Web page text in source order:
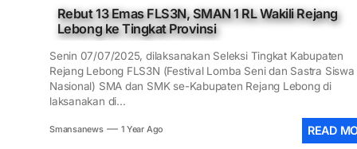
SMANSA Pramabansa Juara Umum di Mahoni Championship
1 Rejang Lebong Masuk Top 100 Nasional SIMT
0409/Rejang Lebong Renovasi Lapangan Basket SMAN 1
SMANSA Sistem Manajemen Arsip dan Informasi Surat,
Rebut 13 Emas FLS3N, SMAN 1 RL Wakili Rejang
Lebong ke Tingkat Provinsi
Senin 07/07/2025, dilaksanakan Seleksi Tingkat Kabupaten
Rejang Lebong FLS3N (Festival Lomba Seni dan Sastra Siswa
Nasional) SMA dan SMK se-Kabupaten Rejang Lebong di
laksanakan di...
Smansanews 1 Year Ago READ